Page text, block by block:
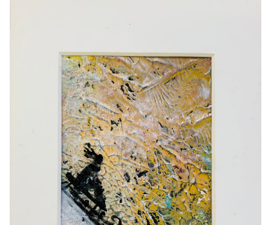
Het atelier
Cursus olieverf
Schilderijen
Oliepastel
Muurschilderingen